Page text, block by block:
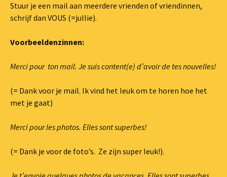
Stuur je een mail aan meerdere vrienden of vriendinnen,
schrijf dan VOUS (=jullie).
Voorbeeldenzinnen:
Merci pour ton mail. Je suis content(e) d’avoir de tes nouvelles!
(= Dank voor je mail. Ik vind het leuk om te horen hoe het
met je gaat)
Merci pour les photos. Elles sont superbes!
(= Dank je voor de foto’s. Ze zijn super leuk!).